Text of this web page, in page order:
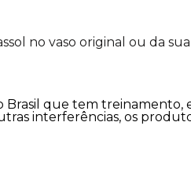
no vaso original ou da
que tem
interferências, os